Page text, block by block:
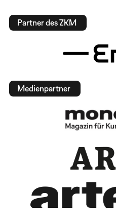
Partner des ZKM
Medienpartner